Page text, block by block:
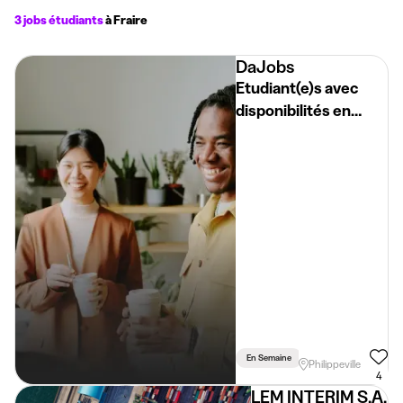
3 jobs étudiantsà Fraire
DaJobs
Etudiant(e)s avec
disponibilités en
Philippeville,
Mariembourg
En Semaine Weekend
Philippeville
4
LEM INTERIM S.A.